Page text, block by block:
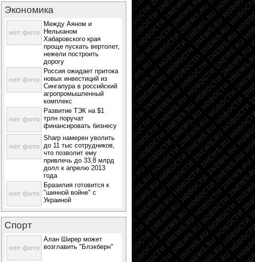
Экономика
Между Аяном и
Нельканом
Хабаровского края
проще пускать вертолет,
нежели построить
дорогу
Россия ожидает притока
новых инвестиций из
Сингапура в российский
агропромышленный
комплекс
Развитие ТЭК на $1
трлн поручат
финансировать бизнесу
Sharp намерен уволить
до 11 тыс сотрудников,
что позволит ему
привлечь до 33,8 млрд
долл к апрелю 2013
года
Бразилия готовится к
"шинной войне" с
Украиной
Спорт
Алан Ширер может
возглавить "Блэкберн"